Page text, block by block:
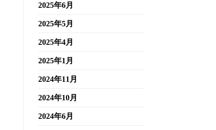
2025年6月
2025年5月
2025年4月
2025年1月
2024年11月
2024年10月
2024年6月